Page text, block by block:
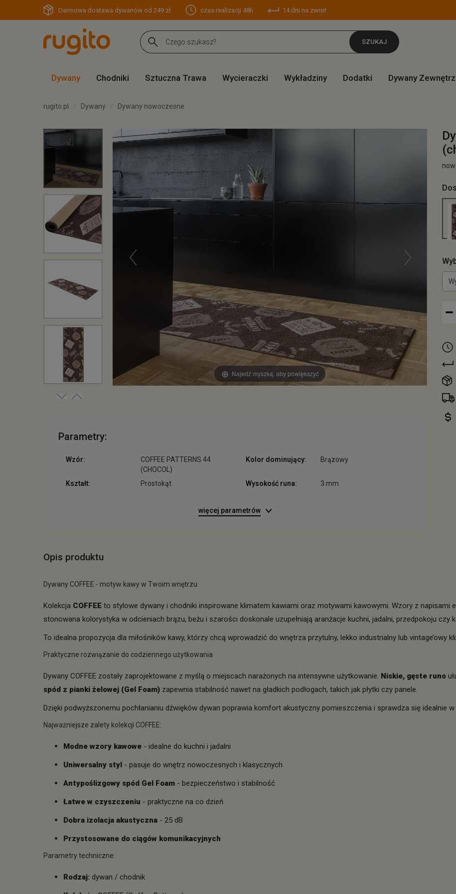
Darmowa dostawa dywanów od 249 zł czas realizacji 48h 14 dni na zwrot
SZUKAJ
Dywany Chodniki Sztuczna Trawa Wycieraczki Wykładziny Dodatki Dywany
rugito.pl Dywany Dywany nowoczesne
Najedź myszką, aby powiększyć
Parametry:
Wzór:
COFFEE PATTERNS 44
(CHOCOL)
Kolor dominujący: Brązowy
Kształt: Prostokąt Wysokość runa: 3 mm
więcej parametrów
Opis produktu
Dywany COFFEE - motyw kawy w Twoim wnętrzu
Kolekcja COFFEE to stylowe dywany i chodniki inspirowane klimatem kawiarni oraz motywami kawowymi. Wzory z
stonowana kolorystyka w odcieniach brązu, beżu i szarości doskonale uzupełniają aranżacje kuchni, jadalni, przedpokoju czy
To idealna propozycja dla miłośników kawy, którzy chcą wprowadzić do wnętrza przytulny, lekko industrialny lub vintage’owy
Praktyczne rozwiązanie do codziennego użytkowania
Dywany COFFEE zostały zaprojektowane z myślą o miejscach narażonych na intensywne użytkowanie. Niskie, gęste runo
spód z pianki żelowej (Gel Foam) zapewnia stabilność nawet na gładkich podłogach, takich jak płytki czy panele.
Dzięki podwyższonemu pochłanianiu dźwięków dywan poprawia komfort akustyczny pomieszczenia i sprawdza się idealnie
Najważniejsze zalety kolekcji COFFEE:
Modne wzory kawowe - idealne do kuchni i jadalni
Uniwersalny styl - pasuje do wnętrz nowoczesnych i klasycznych
Antypoślizgowy spód Gel Foam - bezpieczeństwo i stabilność
Łatwe w czyszczeniu - praktyczne na co dzień
Dobra izolacja akustyczna - 25 dB
Przystosowane do ciągów komunikacyjnych
Parametry techniczne:
Rodzaj: dywan / chodnik